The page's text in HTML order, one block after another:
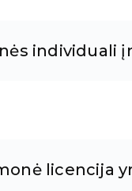
individuali
licencija